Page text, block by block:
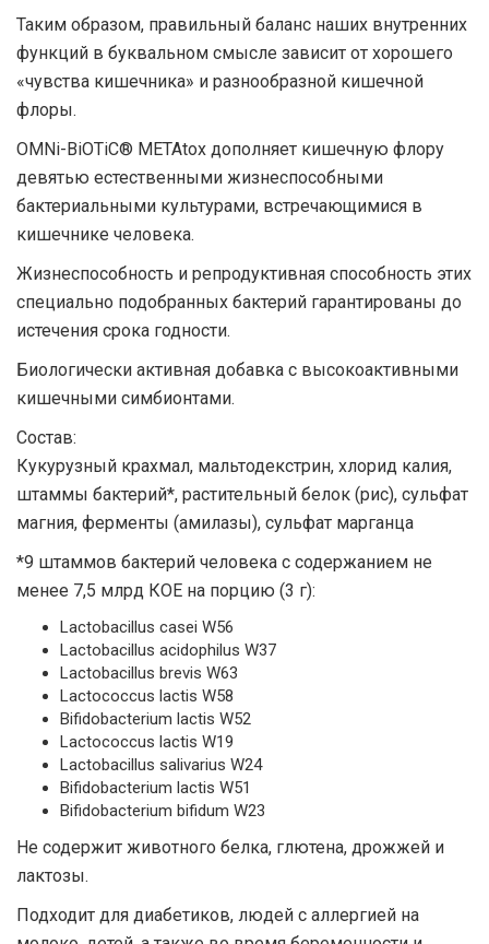
Таким образом, правильный баланс наших внутренних
функций в буквальном смысле зависит от хорошего
«чувства кишечника» и разнообразной кишечной
флоры.
OMNi-BiOTiC® METAtox дополняет кишечную флору
девятью естественными жизнеспособными
бактериальными культурами, встречающимися в
кишечнике человека.
Жизнеспособность и репродуктивная способность этих
специально подобранных бактерий гарантированы до
истечения срока годности.
Биологически активная добавка с высокоактивными
кишечными симбионтами.
Состав:
Кукурузный крахмал, мальтодекстрин, хлорид калия,
штаммы бактерий*, растительный белок (рис), сульфат
магния, ферменты (амилазы), сульфат марганца
*9 штаммов бактерий человека с содержанием не
менее 7,5 млрд КОЕ на порцию (3 г):
Lactobacillus casei W56
Lactobacillus acidophilus W37
Lactobacillus brevis W63
Lactococcus lactis W58
Bifidobacterium lactis W52
Lactococcus lactis W19
Lactobacillus salivarius W24
Bifidobacterium lactis W51
Bifidobacterium bifidum W23
Не содержит животного белка, глютена, дрожжей и
лактозы.
Подходит для диабетиков, людей с аллергией на